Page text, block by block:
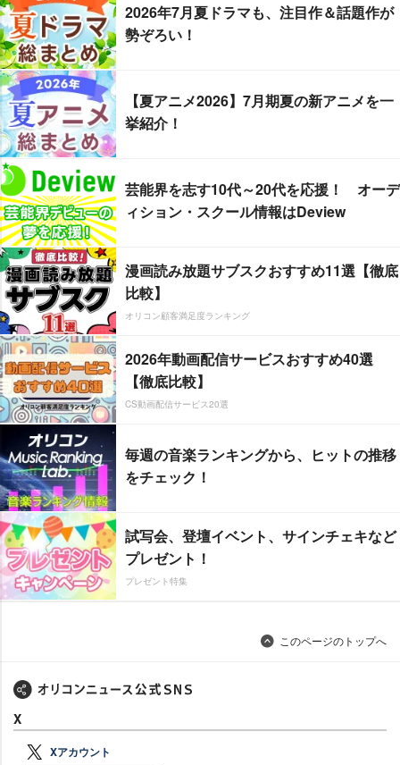
2026年7月夏ドラマも、注目作＆話題作が
勢ぞろい！
【夏アニメ2026】7月期夏の新アニメを一
挙紹介！
芸能界を志す10代～20代を応援！ オーデ
ィション・スクール情報はDeview
漫画読み放題サブスクおすすめ11選【徹底
比較】
オリコン顧客満足度ランキング
2026年動画配信サービスおすすめ40選
【徹底比較】
CS動画配信サービス20選
毎週の音楽ランキングから、ヒットの推移
をチェック！
試写会、登壇イベント、サインチェキなど
プレゼント！
プレゼント特集
このページのトップへ
X
Xアカウント